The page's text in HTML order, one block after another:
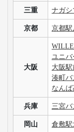
三重 ナガシ
京都 京都駅
大阪
ユニ
大阪
湊町バ
なん
兵庫 三宮
岡山 倉敷駅